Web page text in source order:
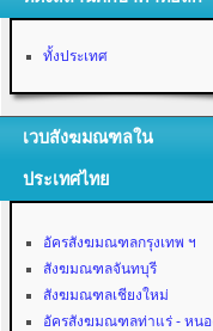
ทั้งประเทศ
เวบสังฆมณฑลใน
ประเทศไทย
อัครสังฆมณฑลกรุงเทพ ฯ
สังฆมณฑลจันทบุรี
สังฆมณฑลเชียงใหม่
อัครสังฆมณฑลท่าแร่ - หนอ